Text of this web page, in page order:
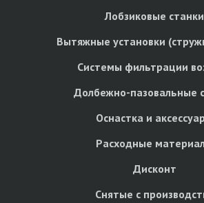
Лобзиковые станки
Вытяжные установки
Системы фильтрации
Долбежно-пазовальные
Оснастка и
Расходные
Дисконт
Снятые с